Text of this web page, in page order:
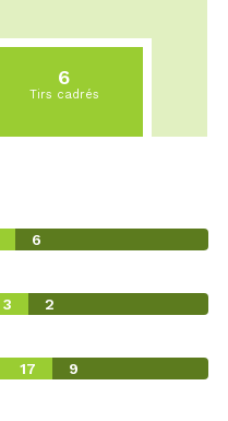
6
Tirs cadrés
6
3 2
17 9